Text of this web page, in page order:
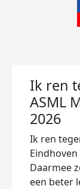
Ik ren
ASML
2026
Ik ren
Daarmee
een beter